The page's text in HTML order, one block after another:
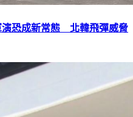
演恐成新常態 北韓飛彈威脅